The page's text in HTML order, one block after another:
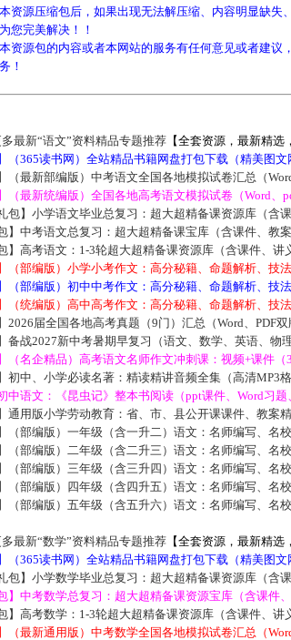
资源压缩包后，如果出现无法解压缩、内容明显缺
您完美解决！！
资源包的内容或者本网站的服务有任何意见或者建
！
最新“语文”资料精品专题推荐【全套资源，最新精选
（365读书网）全站精品书籍网盘打包下载（精美图文
（最新部编版）中考语文全国各地模拟试卷汇总（
（最新统编版）全国各地高考语文模拟试卷（Word、
包】小学语文毕业总复习：超大超精备课资源库（含
】中考语文总复习：超大超精备课宝库（含课件、教
】高考语文：1-3轮超大超精备课资源库（含课件、讲
（部编版）小学小考作文：高分秘籍、命题解析、技
（部编版）初中中考作文：高分秘籍、命题解析、技
（统编版）高中高考作文：高分秘籍、命题解析、技
2026届全国各地高考真题（9门）汇总（Word、PDF双
备战2027新中考暑期早复习（语文、数学、英语、物
（名企精品）高考语文名师作文冲刺课：视频+课件（
初中、小学必读名著：精读精讲音频全集（高清MP3格
中语文：《昆虫记》整本书阅读（ppt课件、Word习题
通用版小学劳动教育：省、市、县公开课课件、教案精
（部编版）一年级（含一升二）语文：名师编写、名
（部编版）二年级（含二升三）语文：名师编写、名
（部编版）三年级（含三升四）语文：名师编写、名
（部编版）四年级（含四升五）语文：名师编写、名
（部编版）五年级（含五升六）语文：名师编写、名
最新“数学”资料精品专题推荐【全套资源，最新精选
（365读书网）全站精品书籍网盘打包下载（精美图文
包】小学数学毕业总复习：超大超精备课资源库（含
】中考数学总复习：超大超精备课资源宝库（含课件
】高考数学：1-3轮超大超精备课资源库（含课件、讲
（最新通用版）中考数学全国各地模拟试卷汇总（